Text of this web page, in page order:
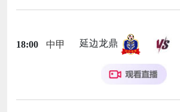
18:00 中甲 延边龙鼎